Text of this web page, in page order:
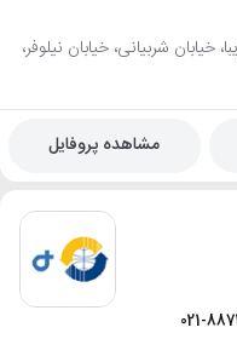
خیابان شربیانی، خیابان نیلوفر،
مشاهده پروفایل
021-